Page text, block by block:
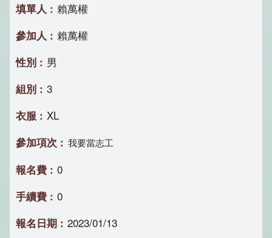
賴萬權
賴萬權
男
3
XL
我要當志工
0
0
2023/01/13